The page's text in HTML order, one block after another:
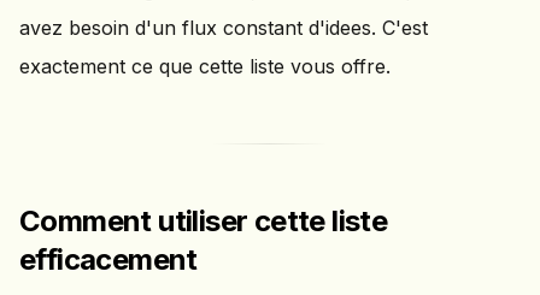
avez besoin d'un flux constant d'idees. C'est
exactement ce que cette liste vous offre.
Comment utiliser cette liste
efficacement